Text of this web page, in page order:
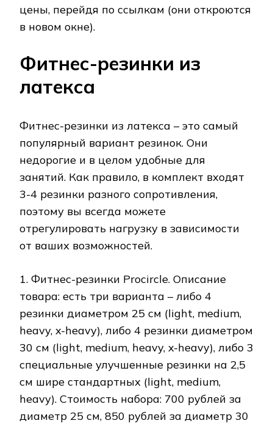
цены, перейдя по ссылкам (они откроются
в новом окне).
Фитнес-резинки из
латекса
Фитнес-резинки из латекса – это самый
популярный вариант резинок. Они
недорогие и в целом удобные для
занятий. Как правило, в комплект входят
3-4 резинки разного сопротивления,
поэтому вы всегда можете
отрегулировать нагрузку в зависимости
от ваших возможностей.
1. Фитнес-резинки Procircle. Описание
товара: есть три варианта – либо 4
резинки диаметром 25 см (light, medium,
heavy, x-heavy), либо 4 резинки диаметром
30 см (light, medium, heavy, x-heavy), либо 3
специальные улучшенные резинки на 2,5
см шире стандартных (light, medium,
heavy). Стоимость набора: 700 рублей за
диаметр 25 см, 850 рублей за диаметр 30